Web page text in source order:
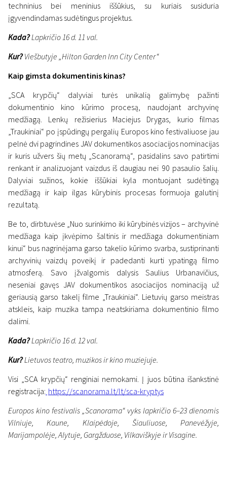
techninius bei meninius iššūkius, su kuriais susiduria
įgyvendindamas sudėtingus projektus.
Kada?Lapkričio 16 d. 11 val.
Kur?Viešbutyje „Hilton Garden Inn City Center“
Kaip gimsta dokumentinis kinas?
„SCA krypčių“ dalyviai turės unikalią galimybę pažinti
dokumentinio kino kūrimo procesą, naudojant archyvinę
medžiagą. Lenkų režisierius Maciejus Drygas, kurio filmas
„Traukiniai“ po įspūdingų pergalių Europos kino festivaliuose jau
pelnė dvi pagrindines JAV dokumentikos asociacijos nominacijas
ir kuris užvers šių metų „Scanoramą“, pasidalins savo patirtimi
renkant ir analizuojant vaizdus iš daugiau nei 90 pasaulio šalių.
Dalyviai sužinos, kokie iššūkiai kyla montuojant sudėtingą
medžiagą ir kaip ilgas kūrybinis procesas formuoja galutinį
rezultatą.
Be to, dirbtuvėse „Nuo surinkimo iki kūrybinės vizijos – archyvinė
medžiaga kaip įkvėpimo šaltinis ir medžiaga dokumentiniam
kinui“ bus nagrinėjama garso takelio kūrimo svarba, sustiprinanti
archyvinių vaizdų poveikį ir padedanti kurti ypatingą filmo
atmosferą. Savo įžvalgomis dalysis Saulius Urbanavičius,
neseniai gavęs JAV dokumentikos asociacijos nominaciją už
geriausią garso takelį filme „Traukiniai“. Lietuvių garso meistras
atskleis, kaip muzika tampa neatskiriama dokumentinio filmo
dalimi.
Kada?Lapkričio 16 d. 12 val.
Kur?Lietuvos teatro, muzikos ir kino muziejuje.
Visi „SCA krypčių“ renginiai nemokami. Į juos būtina išankstinė
registracija: https://scanorama.lt/lt/sca-kryptys
Europos kino festivalis „Scanorama“ vyks lapkričio 6–23 dienomis
Vilniuje, Kaune, Klaipėdoje, Šiauliuose, Panevėžyje,
Marijampolėje, Alytuje, Gargžduose, Vilkaviškyje ir Visagine.